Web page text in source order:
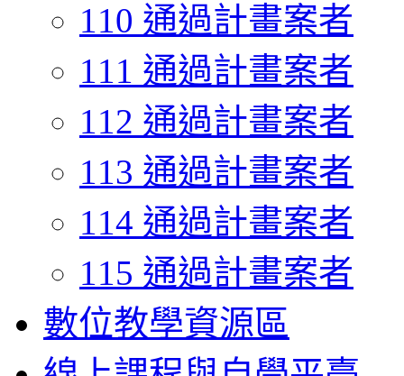
110 通過計畫案者
111 通過計畫案者
112 通過計畫案者
113 通過計畫案者
114 通過計畫案者
115 通過計畫案者
數位教學資源區